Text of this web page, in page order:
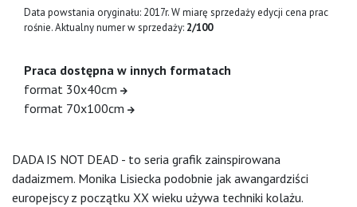
Data powstania oryginału: 2017r. W miarę sprzedaży edycji cena prac
rośnie. Aktualny numer w sprzedaży: 2/100
Praca dostępna w innych formatach
format 30x40cm
format 70x100cm
DADA IS NOT DEAD - to seria grafik zainspirowana
dadaizmem. Monika Lisiecka podobnie jak awangardziści
europejscy z początku XX wieku używa techniki kolażu.